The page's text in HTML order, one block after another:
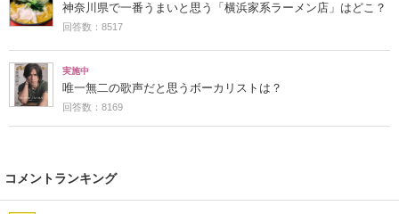
神奈川県で一番うまいと思う「横浜家系ラーメン店」はどこ？
回答数：8517
実施中
唯一無二の歌声だと思うボーカリストは？
回答数：8169
コメントランキング